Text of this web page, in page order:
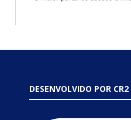
DESENVOLVIDO POR CR2